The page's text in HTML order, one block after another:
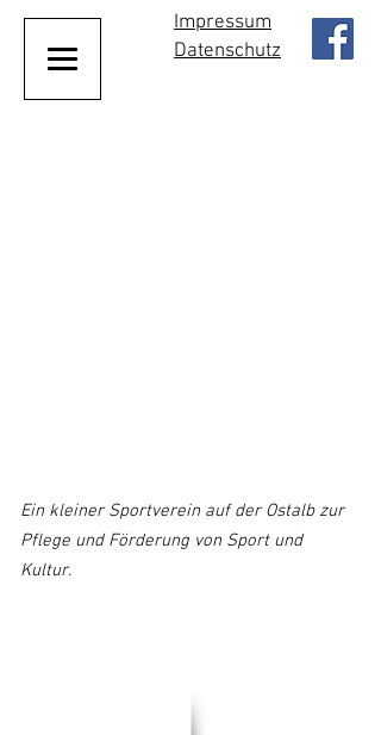
Ein kleiner Sportverein auf der Ostalb zur
Pflege und Förderung von Sport und
Kultur.
Datenschutz
Impressum